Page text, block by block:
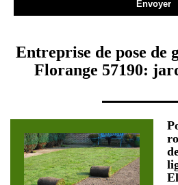
Entreprise de pose de
Florange 57190: